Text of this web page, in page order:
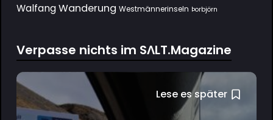
Walfang Wanderung Westmännerinseln Þorbjörn
Verpasse nichts im SΛLT.Magazine
Lese es später